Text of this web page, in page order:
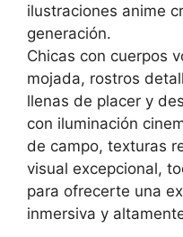
ilustraciones anime
generación.
Chicas con cuerpos
mojada, rostros
llenas de placer y
con iluminación
de campo, texturas
visual excepcional,
para ofrecerte una
inmersiva y